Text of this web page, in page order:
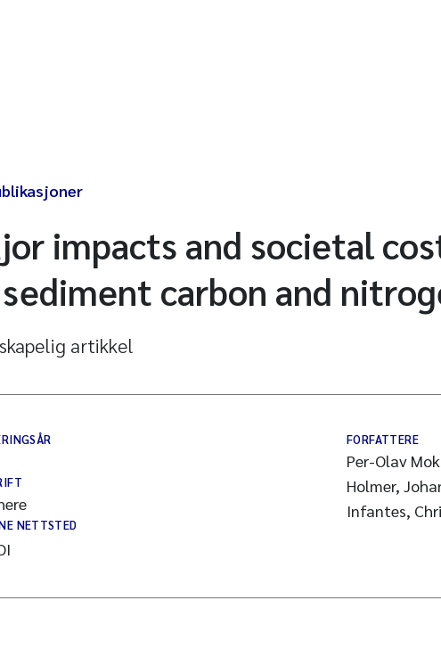
impacts and societal
carbon and
artikkel
NETTSTED
FORFATTERE
Per-Olav
Holmer,
Infantes,